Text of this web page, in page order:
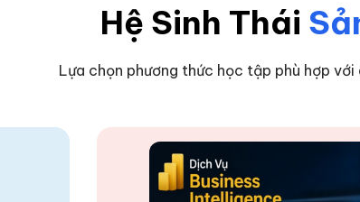
Hệ Sinh Thái
Lựa chọn phương thức học tập phù hợp